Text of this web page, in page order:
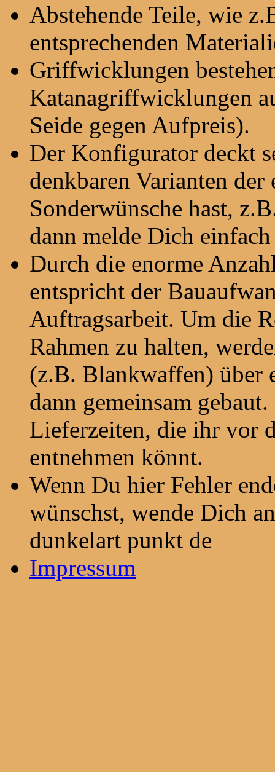
Abstehende Teile, wie
entsprechenden
Griffwicklungen
Katanagriffwicklungen
Seide gegen Aufpreis).
Der Konfigurator deckt
denkbaren Varianten
Sonderwünsche hast,
dann melde Dich
Durch die enorme
entspricht der
Auftragsarbeit. Um die
Rahmen zu halten,
(z.B. Blankwaffen) über
dann gemeinsam
Lieferzeiten, die ihr vor
entnehmen könnt.
Wenn Du hier Fehler
wünschst, wende Dich
dunkelart punkt de
Impressum